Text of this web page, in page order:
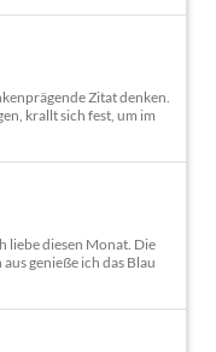
Zitat denken.
krallt sich fest, um im
liebe diesen Monat. Die
genieße ich das Blau